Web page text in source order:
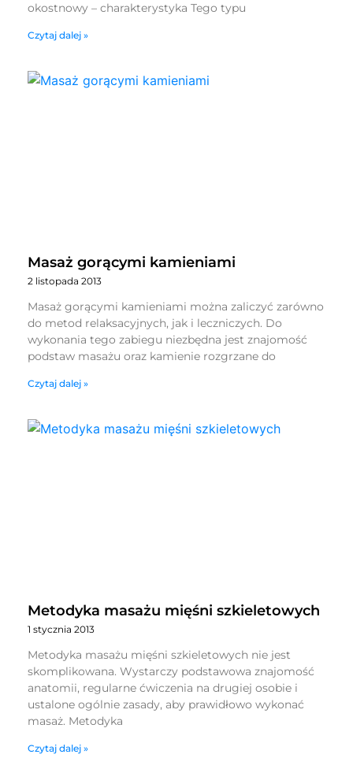
okostnowy – charakterystyka Tego typu
Czytaj dalej »
Masaż gorącymi kamieniami
2 listopada 2013
Masaż gorącymi kamieniami można zaliczyć zarówno
do metod relaksacyjnych, jak i leczniczych. Do
wykonania tego zabiegu niezbędna jest znajomość
podstaw masażu oraz kamienie rozgrzane do
Czytaj dalej »
Metodyka masażu mięśni szkieletowych
1 stycznia 2013
Metodyka masażu mięśni szkieletowych nie jest
skomplikowana. Wystarczy podstawowa znajomość
anatomii, regularne ćwiczenia na drugiej osobie i
ustalone ogólnie zasady, aby prawidłowo wykonać
masaż. Metodyka
Czytaj dalej »